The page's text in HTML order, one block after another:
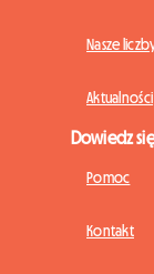
Nasze
Aktualności
Dowiedz
Pomoc
Kontakt